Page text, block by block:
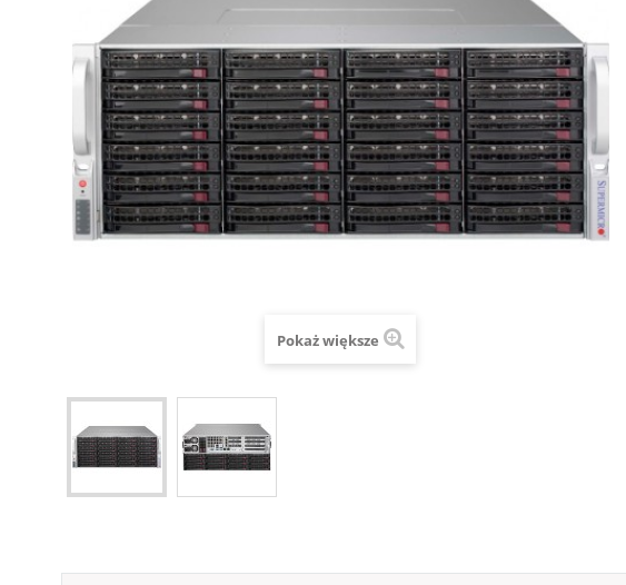
Pokaż większe